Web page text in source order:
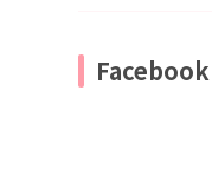
Facebook